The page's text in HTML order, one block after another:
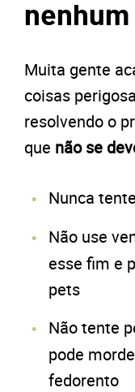
nenhum
Muita gente
coisas
resolvendo o
que não se
Nunca
Não use
esse fim e
pets
Não tente
pode
fedorento